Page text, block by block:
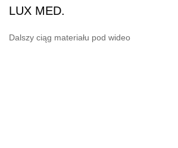
LUX MED.
Dalszy ciąg materiału pod wideo